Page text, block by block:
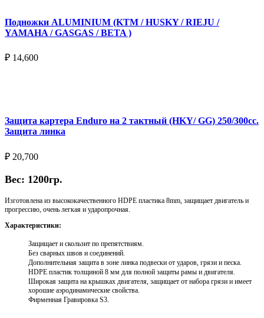
Подножки ALUMINIUM (KTM / HUSKY / RIEJU /
YAMAHA / GASGAS / BETA )
₽ 14,600
Защита картера Enduro на 2 тактный (HKY/ GG) 250/300cc.
Защита линка
₽ 20,700
Вес: 1200гр.
Изготовлена из высококачественного HDPE пластика 8mm, защищает двигатель и
прогрессию, очень легкая и ударопрочная.
Характеристики:
Защищает и скользит по препятствиям.
Без сварных швов и соединений.
Дополнительная защита в зоне линка подвески от ударов, грязи и песка.
HDPE пластик толщиной 8 мм для полной защиты рамы и двигателя.
Широкая защита на крышках двигателя, защищает от набора грязи и имеет
хорошие аэродинамические свойства.
Фирменная Гравировка S3.